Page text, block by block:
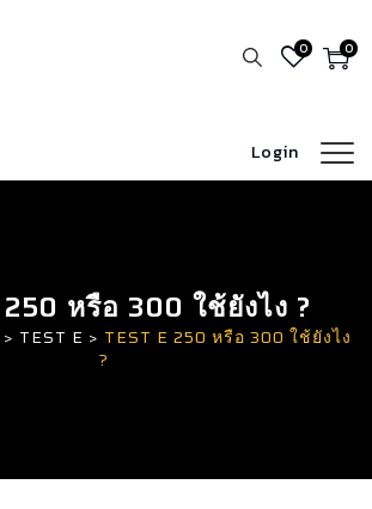
0
0
Login
250 หรือ 300 ใช้ยังไง ?
> TEST E > TEST E 250 หรือ 300 ใช้ยังไง
?